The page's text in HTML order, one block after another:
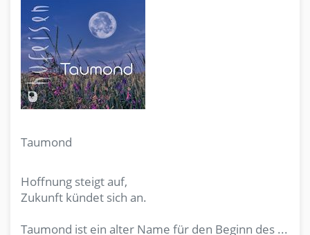
Taumond
Hoffnung steigt auf,
Zukunft kündet sich an.
Taumond ist ein alter Name für den Beginn des ...